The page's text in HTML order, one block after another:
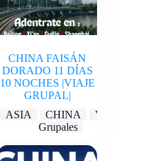
CHINA FAISÁN
DORADO 11 DÍAS
10 NOCHES |VIAJE
GRUPAL|
ASIA
CHINA
Viajes
Grupales